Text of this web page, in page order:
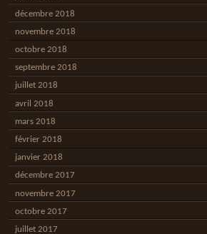
décembre 2018
novembre 2018
octobre 2018
septembre 2018
juillet 2018
avril 2018
mars 2018
février 2018
janvier 2018
décembre 2017
novembre 2017
octobre 2017
juillet 2017